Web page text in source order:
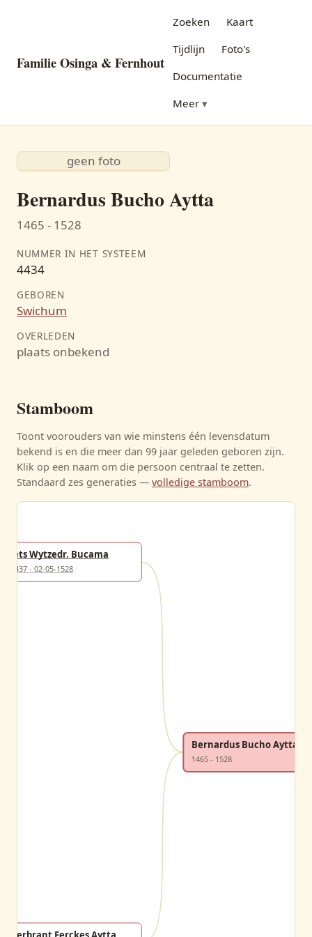
Familie Osinga & Fernhout
Zoeken
Kaart
Tijdlijn
Foto's
Documentatie
Meer
geen foto
Bernardus Bucho Aytta
1465 - 1528
NUMMER IN HET SYSTEEM
4434
GEBOREN
Swichum
OVERLEDEN
plaats onbekend
Stamboom
Toont voorouders van wie minstens één levensdatum
bekend is en die meer dan 99 jaar geleden geboren zijn.
Klik op een naam om die persoon centraal te zetten.
Standaard zes generaties — volledige stamboom.
Jets Wytzedr. Bucama
1437 - 02-05-1528
Bernardus Bucho Aytta
1465 - 1528